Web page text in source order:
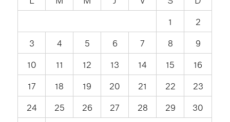
1
2
3
4 5 6 7 8
9
10
11 12 13 14 15
16
17
18 19 20 21 22
23
24
25 26 27 28 29
30